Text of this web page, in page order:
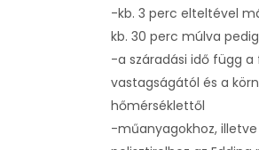
-kb. 3 perc elteltével
kb. 30 perc múlva
-a száradási idő függ
vastagságától és a
hőmérséklettől
-műanyagokhoz,